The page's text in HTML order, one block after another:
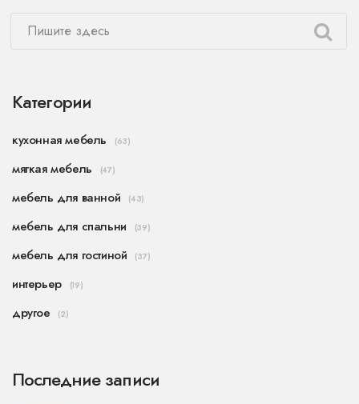
Категории
кухонная мебель (63)
мягкая мебель (47)
мебель для ванной (43)
мебель для спальни (39)
мебель для гостиной (37)
интерьер (19)
другое (2)
Последние записи